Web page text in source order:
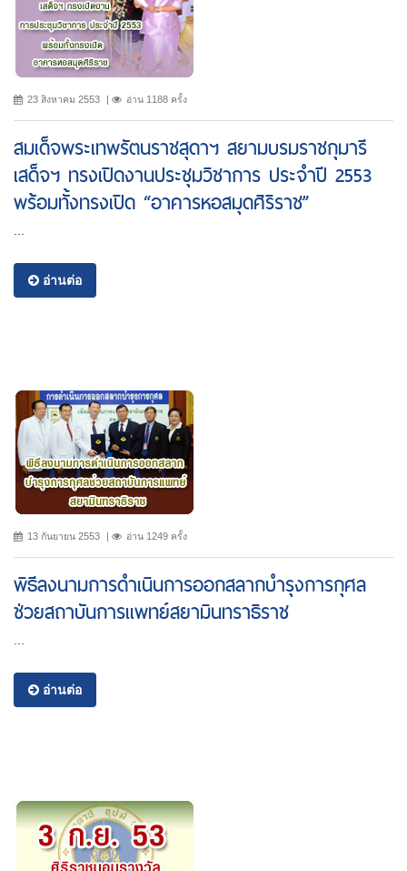
23 สิงหาคม 2553 อ่าน 1188 ครั้ง
สมเด็จพระเทพรัตนราชสุดาฯ สยามบรมราชกุมารี
เสด็จฯ ทรงเปิดงานประชุมวิชาการ ประจำปี 2553
พร้อมทั้งทรงเปิด “อาคารหอสมุดศิริราช”
อ่านต่อ
13 กันยายน 2553 อ่าน 1249 ครั้ง
พิธีลงนามการดำเนินการออกสลากบำรุงการกุศล
ช่วยสถาบันการแพทย์สยามินทราธิราช
อ่านต่อ